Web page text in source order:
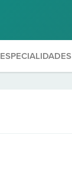
ESPECIALIDADES